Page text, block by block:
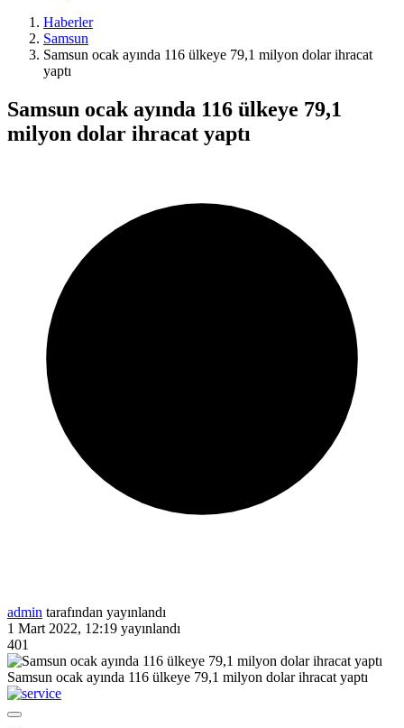
Haberler
Samsun
Samsun ocak ayında 116 ülkeye 79,1 milyon dolar ihracat
yaptı
Samsun ocak ayında 116 ülkeye 79,1
milyon dolar ihracat yaptı
admin tarafından yayınlandı
1 Mart 2022, 12:19 yayınlandı
401
Samsun ocak ayında 116 ülkeye 79,1 milyon dolar ihracat yaptı